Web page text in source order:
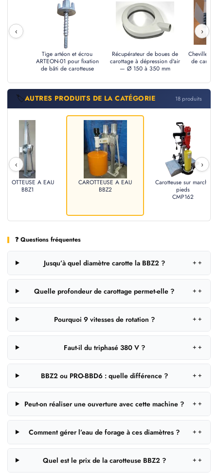
‹ ›
Tige artéon et écrou
ARTEON-01 pour fixation
de bâti de carotteuse
Récupérateur de boues de
carottage à dépression d'air
— Ø 150 à 350 mm
Cheville à
de
🏷️AUTRES PRODUITS DE LA CATÉGORIE 18 produits
‹ ›
CAROTTEUSE A EAU
BBZ1
CAROTTEUSE A EAU
BBZ2
Carotteuse sur marche
pieds
CMP162
❓ Questions fréquentes
Jusqu’à quel diamètre carotte la BBZ2 ? ＋
Quelle profondeur de carottage permet-elle ? ＋
Pourquoi 9 vitesses de rotation ? ＋
Faut-il du triphasé 380 V ? ＋
BBZ2 ou PRO-BBD6 : quelle différence ? ＋
Peut-on réaliser une ouverture avec cette machine ? ＋
Comment gérer l’eau de forage à ces diamètres ? ＋
Quel est le prix de la carotteuse BBZ2 ? ＋